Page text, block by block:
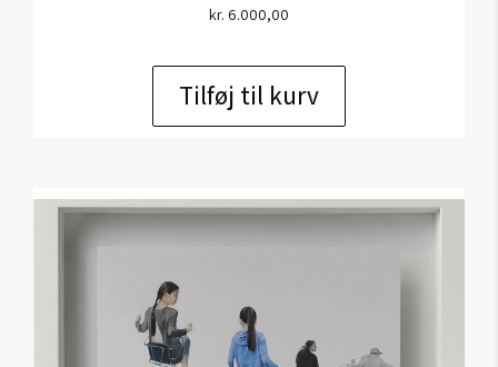
kr. 6.000,00
Tilføj til kurv